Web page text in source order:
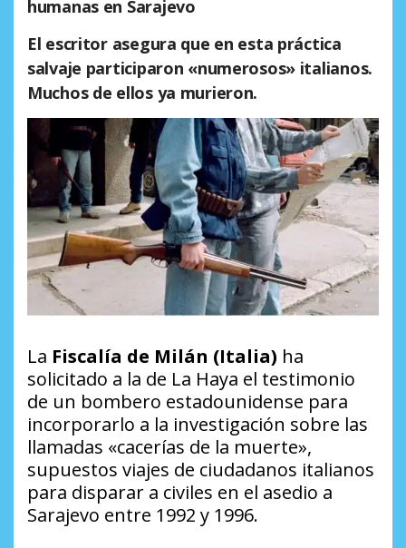
humanas en Sarajevo
El escritor asegura que en esta práctica
salvaje participaron «numerosos» italianos.
Muchos de ellos ya murieron.
La Fiscalía de Milán (Italia) ha
solicitado a la de La Haya el testimonio
de un bombero estadounidense para
incorporarlo a la investigación sobre las
llamadas «cacerías de la muerte»,
supuestos viajes de ciudadanos italianos
para disparar a civiles en el asedio a
Sarajevo entre 1992 y 1996.